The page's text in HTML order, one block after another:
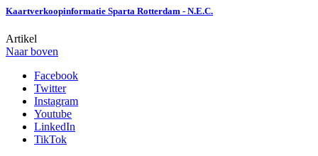
Kaartverkoopinformatie Sparta Rotterdam - N.E.C.
Artikel
Naar boven
Facebook
Twitter
Instagram
Youtube
LinkedIn
TikTok